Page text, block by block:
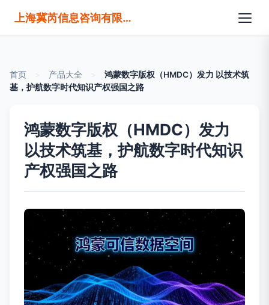
上海冀芮信息咨询有限公司
首页 产品大全
鸿蒙数字版权（HMDC）发力 以技术筑
基，护航数字时代知识产权强国之路
鸿蒙数字版权（HMDC）发力
以技术筑基，护航数字时代知识
产权强国之路